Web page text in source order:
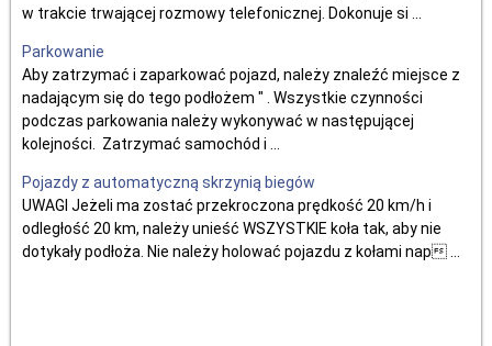
w trakcie trwającej rozmowy telefonicznej. Dokonuje si ...
Parkowanie
Aby zatrzymać i zaparkować pojazd, należy znaleźć miejsce z
nadającym się do tego podłożem " . Wszystkie czynności
podczas parkowania należy wykonywać w następującej
kolejności. Zatrzymać samochód i ...
Pojazdy z automatyczną skrzynią biegów
UWAGI Jeżeli ma zostać przekroczona prędkość 20 km/h i
odległość 20 km, należy unieść WSZYSTKIE koła tak, aby nie
dotykały podłoża. Nie należy holować pojazdu z kołami nap ...